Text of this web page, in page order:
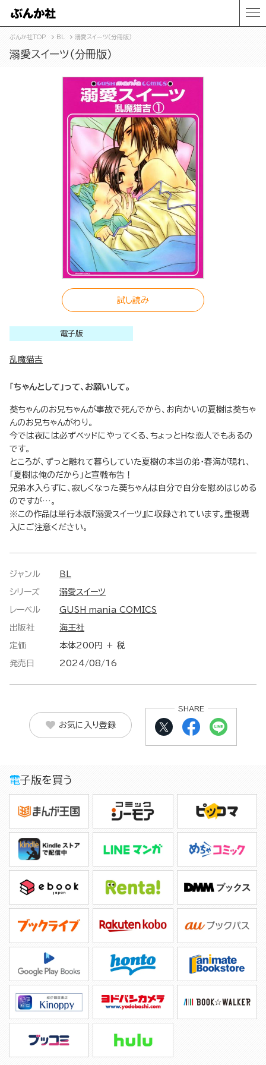
ぶんか社TOP BL 溺愛スイーツ（分冊版）
溺愛スイーツ（分冊版）
試し読み
電子版
乱魔猫吉
「ちゃんとして」って、お願いして。
葵ちゃんのお兄ちゃんが事故で死んでから、お向かいの夏樹は葵ちゃ
んのお兄ちゃんがわり。
今では夜には必ずベッドにやってくる、ちょっとHな恋人でもあるの
です。
ところが、ずっと離れて暮らしていた夏樹の本当の弟・春海が現れ、
「夏樹は俺のだから」と宣戦布告！
兄弟水入らずに、寂しくなった葵ちゃんは自分で自分を慰めはじめる
のですが…。
※この作品は単行本版『溺愛スイーツ』に収録されています。重複購
入にご注意ください。
ジャンル BL
シリーズ 溺愛スイーツ
レーベル GUSH mania COMICS
出版社 海王社
定価 本体200円 ＋ 税
発売日 2024/08/16
お気に入り登録
SHARE
電子版を買う